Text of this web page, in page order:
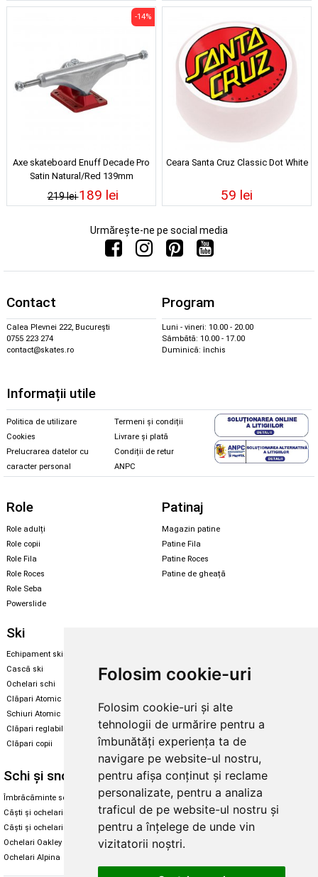
Folosim cookie-uri
Folosim cookie-uri și alte
tehnologii de urmărire pentru a
îmbunătăți experiența ta de
navigare pe website-ul nostru,
pentru afișa conținut și reclame
personalizate, pentru a analiza
traficul de pe website-ul nostru și
pentru a înțelege de unde vin
vizitatorii noștri.
Axe skateboard Enuff Decade Pro
Satin Natural/Red 139mm
219 lei
-14%
189 lei
Ceara Santa Cruz Classic Dot White
59 lei
Urmărește-ne pe social media
Contact
Calea Plevnei 222, București
0755 223 274
contact@skates.ro
Program
Luni - vineri: 10.00 - 20.00
Sâmbătă: 10.00 - 17.00
Duminică: închis
Informații utile
Politica de utilizare
Cookies
Prelucrarea datelor cu
caracter personal
Termeni și condiții
Livrare și plată
Condiții de retur
ANPC
Role
Role adulți
Role copii
Role Fila
Role Roces
Role Seba
Powerslide
Patinaj
Magazin patine
Patine Fila
Patine Roces
Patine de gheață
Ski
Echipament ski
Cască ski
Ochelari schi
Clăpari Atomic
Schiuri Atomic
Clăpari reglabili
Clăpari copii
Echipament snowboard
Skate & longboard
Santa Cruz
Enuff Skateboards
Schi și snowboard
Îmbrăcăminte schi și snowboard
Căști și ochelari de iarnă
Căști și ochelari Alpina
Ochelari Oakley
Ochelari Alpina
Diverse
Cum aleg rolele
Cum aleg ochelarii
Ochelari de soare Oakley
Ochelari de soare Alpina